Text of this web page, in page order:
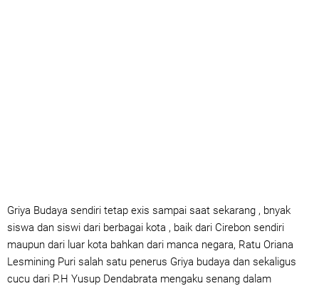
Griya Budaya sendiri tetap exis sampai saat sekarang , bnyak
siswa dan siswi dari berbagai kota , baik dari Cirebon sendiri
maupun dari luar kota bahkan dari manca negara, Ratu Oriana
Lesmining Puri salah satu penerus Griya budaya dan sekaligus
cucu dari P.H Yusup Dendabrata mengaku senang dalam